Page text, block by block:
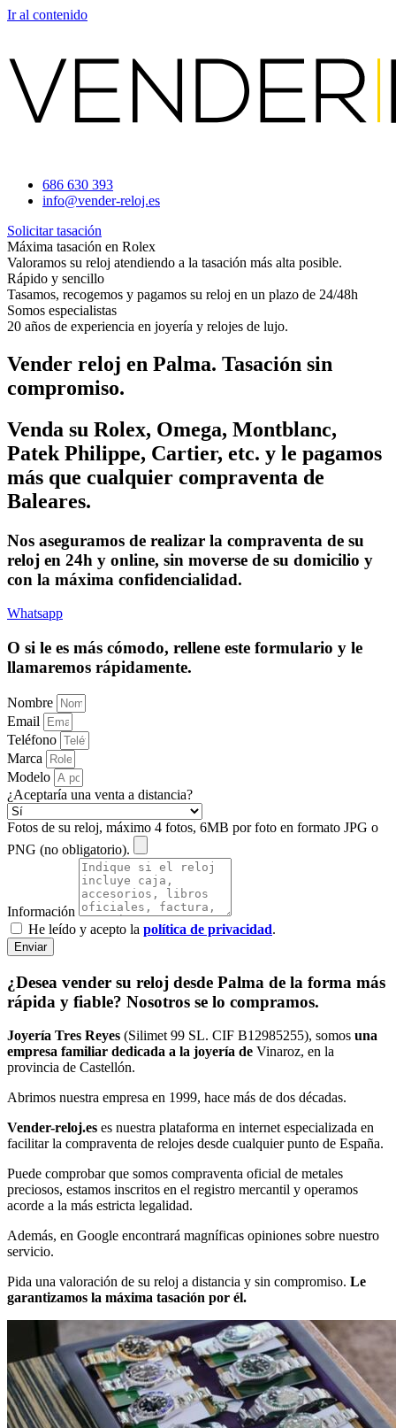
Ir al contenido
686 630 393
info@vender-reloj.es
Solicitar tasación
Máxima tasación en Rolex
Valoramos su reloj atendiendo a la tasación más alta posible.
Rápido y sencillo
Tasamos, recogemos y pagamos su reloj en un plazo de 24/48h
Somos especialistas
20 años de experiencia en joyería y relojes de lujo.
Vender reloj en Palma. Tasación sin
compromiso.
Venda su Rolex, Omega, Montblanc,
Patek Philippe, Cartier, etc. y le pagamos
más que cualquier compraventa de
Baleares.
Nos aseguramos de realizar la compraventa de su
reloj en 24h y online, sin moverse de su domicilio y
con la máxima confidencialidad.
Whatsapp
O si le es más cómodo, rellene este formulario y le
llamaremos rápidamente.
Nombre
Email
Teléfono
Marca
Modelo
¿Aceptaría una venta a distancia?
Fotos de su reloj, máximo 4 fotos, 6MB por foto en formato JPG o
PNG (no obligatorio).
Información
He leído y acepto la política de privacidad.
Enviar
¿Desea vender su reloj desde Palma de la forma más
rápida y fiable? Nosotros se lo compramos.
Joyería Tres Reyes (Silimet 99 SL. CIF B12985255), somos una
empresa familiar dedicada a la joyería de Vinaroz, en la
provincia de Castellón.
Abrimos nuestra empresa en 1999, hace más de dos décadas.
Vender-reloj.es es nuestra plataforma en internet especializada en
facilitar la compraventa de relojes desde cualquier punto de España.
Puede comprobar que somos compraventa oficial de metales
preciosos, estamos inscritos en el registro mercantil y operamos
acorde a la más estricta legalidad.
Además, en Google encontrará magníficas opiniones sobre nuestro
servicio.
Pida una valoración de su reloj a distancia y sin compromiso. Le
garantizamos la máxima tasación por él.